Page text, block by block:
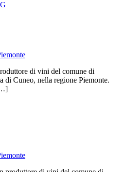
di vini del comune di
di Cuneo, nella regione Piemonte.